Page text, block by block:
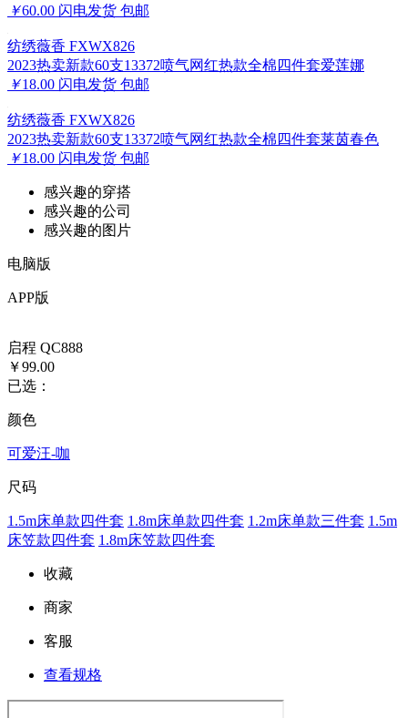
￥60.00 闪电发货 包邮
纺绣薇香 FXWX826
2023热卖新款60支13372喷气网红热款全棉四件套爱莲娜
￥18.00 闪电发货 包邮
纺绣薇香 FXWX826
2023热卖新款60支13372喷气网红热款全棉四件套莱茵春色
￥18.00 闪电发货 包邮
感兴趣的穿搭
感兴趣的公司
感兴趣的图片
电脑版
APP版
启程 QC888
￥99.00
已选：
颜色
可爱汪-咖
尺码
1.5m床单款四件套 1.8m床单款四件套 1.2m床单款三件套 1.5m
床笠款四件套 1.8m床笠款四件套
收藏
商家
客服
查看规格